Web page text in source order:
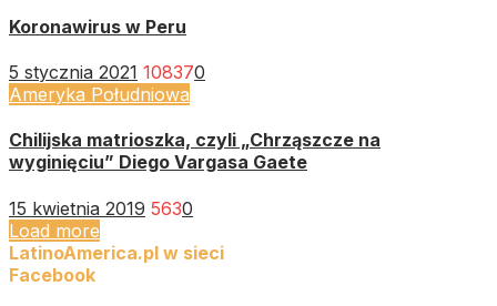
Koronawirus w Peru
5 stycznia 2021 108370
Ameryka Południowa
Chilijska matrioszka, czyli „Chrząszcze na
wyginięciu” Diego Vargasa Gaete
15 kwietnia 2019 5630
Load more
LatinoAmerica.pl w sieci
Facebook